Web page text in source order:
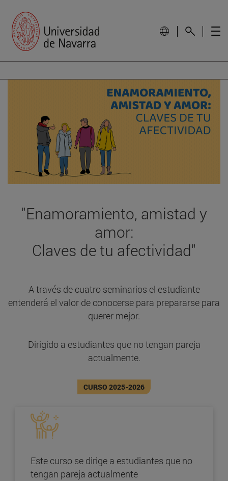
"Enamoramiento, amistad y
amor:
Claves de tu afectividad"
A través de cuatro seminarios el estudiante
entenderá el valor de conocerse para prepararse para
querer mejor.
Dirigido a estudiantes que no tengan pareja
actualmente.
CURSO 2025-2026
Este curso se dirige a estudiantes que no
tengan pareja actualmente